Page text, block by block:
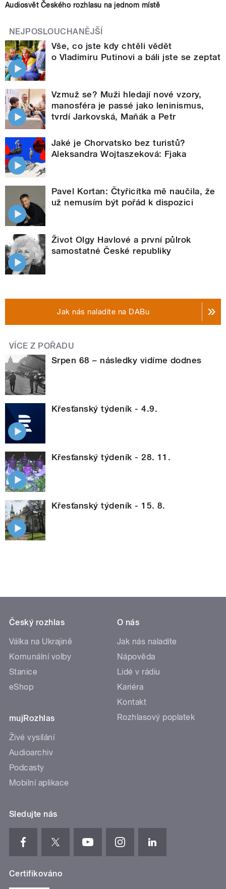
Audiosvět Českého rozhlasu na jednom místě
NEJPOSLOUCHANĚJŠÍ
Vše, co jste kdy chtěli vědět
o Vladimiru Putinovi a báli jste se zeptat
Vzmuž se? Muži hledají nové vzory,
manosféra je passé jako leninismus,
tvrdí Jarkovská, Maňák a Petr
Jaké je Chorvatsko bez turistů?
Aleksandra Wojtaszeková: Fjaka
Pavel Kortan: Čtyřicítka mě naučila, že
už nemusím být pořád k dispozici
Život Olgy Havlové a první půlrok
samostatné České republiky
Jak nás naladíte na DABu
VÍCE Z POŘADU
Srpen 68 – následky vidíme dodnes
Křesťanský týdeník - 4.9.
Křesťanský týdeník - 28. 11.
Křesťanský týdeník - 15. 8.
Český rozhlas
Válka na Ukrajině
Komunální volby
Stanice
eShop
mujRozhlas
Živé vysílání
Audioarchiv
Podcasty
Mobilní aplikace
O nás
Jak nás naladíte
Nápověda
Lidé v rádiu
Kariéra
Kontakt
Rozhlasový poplatek
Sledujte nás
Certifikováno